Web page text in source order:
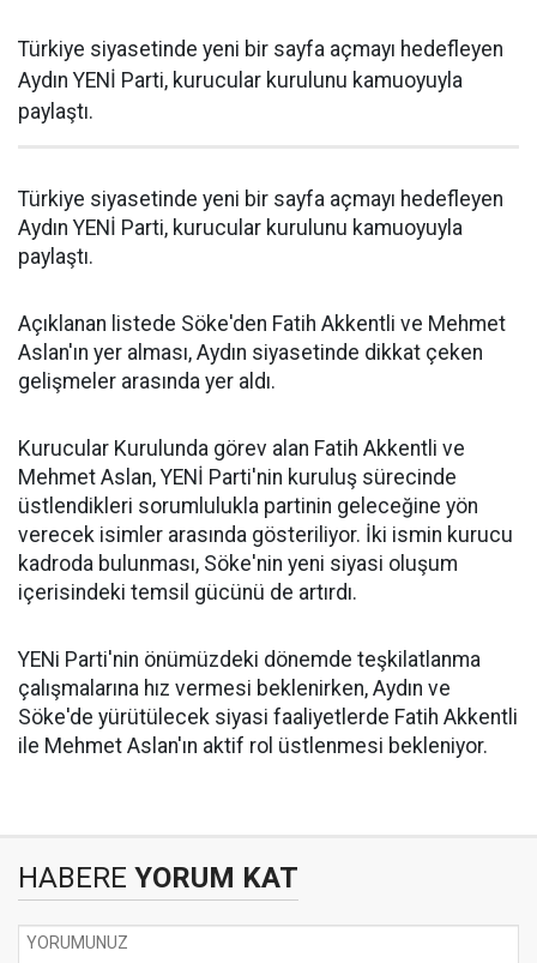
Türkiye siyasetinde yeni bir sayfa açmayı hedefleyen
Aydın YENİ Parti, kurucular kurulunu kamuoyuyla
paylaştı.
Türkiye siyasetinde yeni bir sayfa açmayı hedefleyen
Aydın YENİ Parti, kurucular kurulunu kamuoyuyla
paylaştı.
Açıklanan listede Söke'den Fatih Akkentli ve Mehmet
Aslan'ın yer alması, Aydın siyasetinde dikkat çeken
gelişmeler arasında yer aldı.
Kurucular Kurulunda görev alan Fatih Akkentli ve
Mehmet Aslan, YENİ Parti'nin kuruluş sürecinde
üstlendikleri sorumlulukla partinin geleceğine yön
verecek isimler arasında gösteriliyor. İki ismin kurucu
kadroda bulunması, Söke'nin yeni siyasi oluşum
içerisindeki temsil gücünü de artırdı.
YENi Parti'nin önümüzdeki dönemde teşkilatlanma
çalışmalarına hız vermesi beklenirken, Aydın ve
Söke'de yürütülecek siyasi faaliyetlerde Fatih Akkentli
ile Mehmet Aslan'ın aktif rol üstlenmesi bekleniyor.
HABERE YORUM KAT